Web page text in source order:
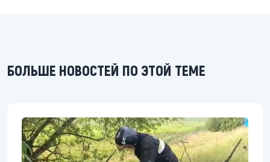
БОЛЬШЕ НОВОСТЕЙ ПО ЭТОЙ ТЕМЕ